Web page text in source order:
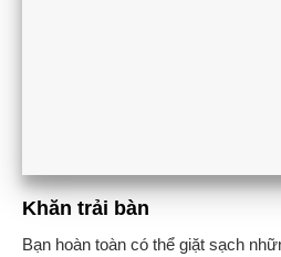
Khăn trải bàn
Bạn hoàn toàn có thể giặt sạch